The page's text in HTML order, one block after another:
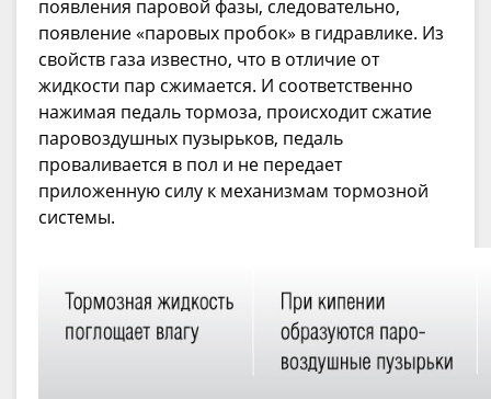
появления паровой фазы, следовательно,
появление «паровых пробок» в гидравлике. Из
свойств газа известно, что в отличие от
жидкости пар сжимается. И соответственно
нажимая педаль тормоза, происходит сжатие
паровоздушных пузырьков, педаль
проваливается в пол и не передает
приложенную силу к механизмам тормозной
системы.